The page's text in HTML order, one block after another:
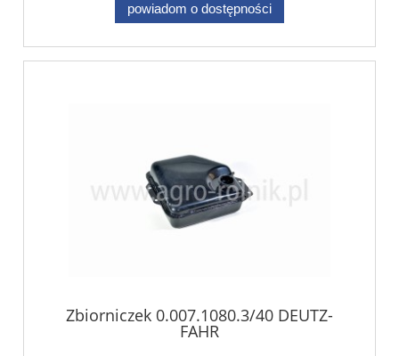
powiadom o dostępności
Zbiorniczek 0.007.1080.3/40 DEUTZ-
FAHR